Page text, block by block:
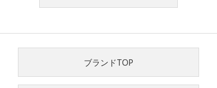
ブランドTOP